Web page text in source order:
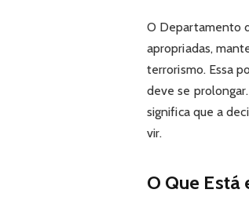
O Departamento
apropriadas,
terrorismo. Essa
deve se
significa que a
vir.
O Que Está